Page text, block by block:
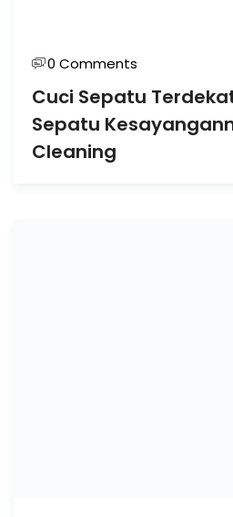
0 Comments
Cuci Sepatu
Sepatu
Cleaning